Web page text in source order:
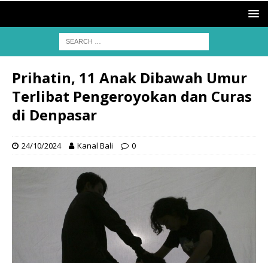
Prihatin, 11 Anak Dibawah Umur
Terlibat Pengeroyokan dan Curas
di Denpasar
24/10/2024 Kanal Bali 0